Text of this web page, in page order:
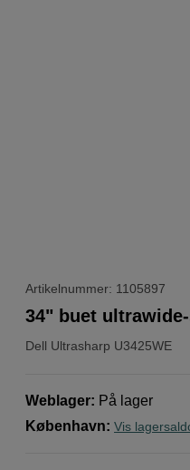
Artikelnummer: 1105897
Dell Ultrasharp U3425WE
34" buet
Weblager: På lager
København: Vis